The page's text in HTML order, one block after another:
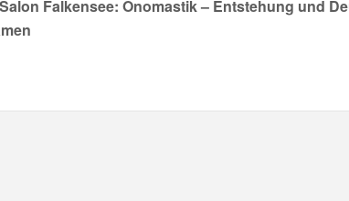
Falkensee: Onomastik – Entstehung und